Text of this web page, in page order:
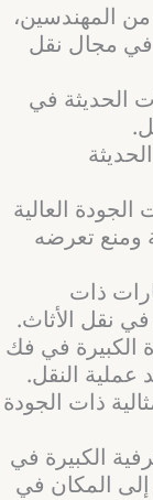
المهندسين،
في مجال نقل
الحديثة في
العالية
ومنع تعرضه
ذات
نقل الأثاث.
الكبيرة في فك
عملية النقل.
ذات الجودة
الكبيرة في
المكان في